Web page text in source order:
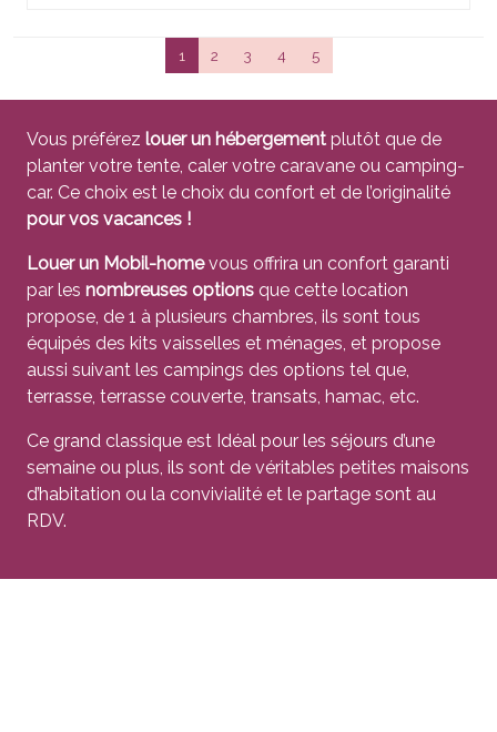
1 2 3 4 5
Vous préférez louer un hébergement plutôt que de
planter votre tente, caler votre caravane ou camping-
car. Ce choix est le choix du confort et de l’originalité
pour vos vacances !
Louer un Mobil-homevous offrira un confort garanti
par les nombreuses options que cette location
propose, de 1 à plusieurs chambres, ils sont tous
équipés des kits vaisselles et ménages, et propose
aussi suivant les campings des options tel que,
terrasse, terrasse couverte, transats, hamac, etc.
Ce grand classique est Idéal pour les séjours d’une
semaine ou plus, ils sont de véritables petites maisons
d’habitation ou la convivialité et le partage sont au
RDV.